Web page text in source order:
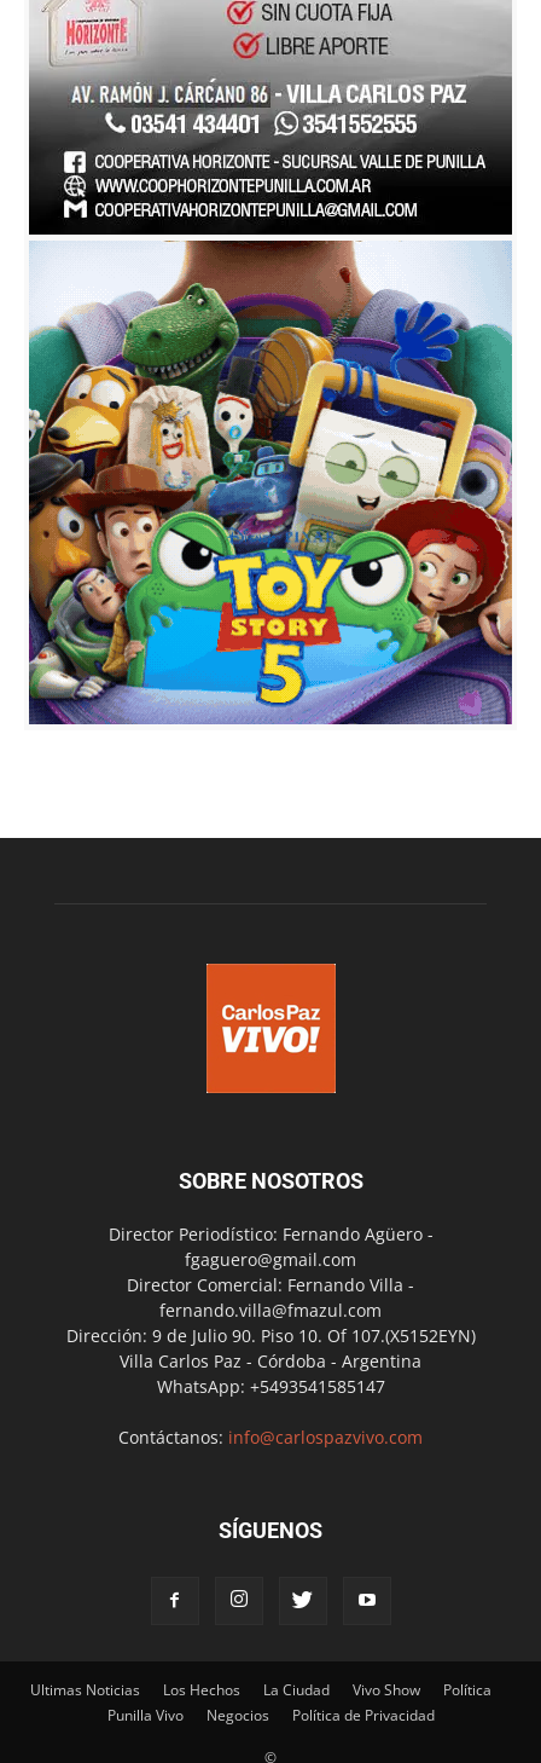
SOBRE NOSOTROS
Director Periodístico: Fernando Agüero -
fgaguero@gmail.com
Director Comercial: Fernando Villa -
fernando.villa@fmazul.com
Dirección: 9 de Julio 90. Piso 10. Of 107.(X5152EYN)
Villa Carlos Paz - Córdoba - Argentina
WhatsApp: +5493541585147
Contáctanos: info@carlospazvivo.com
SÍGUENOS
Ultimas Noticias Los Hechos La Ciudad Vivo Show
Política
Punilla Vivo
Negocios Política de Privacidad
©